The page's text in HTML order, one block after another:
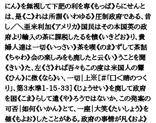
にん》を無視して下肥の利を専《もっぱ》らにせんと
は、是《こ》れは所謂《いわゆる》圧制政府である、昔
し／＼亜米利加《アメリカ》国民はその本国英の政
府より輸入の茶に課税したるを憤《いきどお》り、貴
婦人達は一切《いっさい》茶を喫《のま》ずして茶話
《ちゃわ》会の楽しみをも廃したと云《い》うことを聞
《きい》た、左《さ》れば吾々もこの度は米国人の顰
《ひん》に傚《なら》い、一切｜上※［＃「囗＜睛のつく
り」、第3水準1-15-33］《じょうせい》を廃して政府
を困《こま》らして遣《や》ろうではないか、この発案の
可否｜如何《いかん》とて、一座｜大笑《たいしょう》を
催《もよお》したことがある。政府の事情が凡《およ》